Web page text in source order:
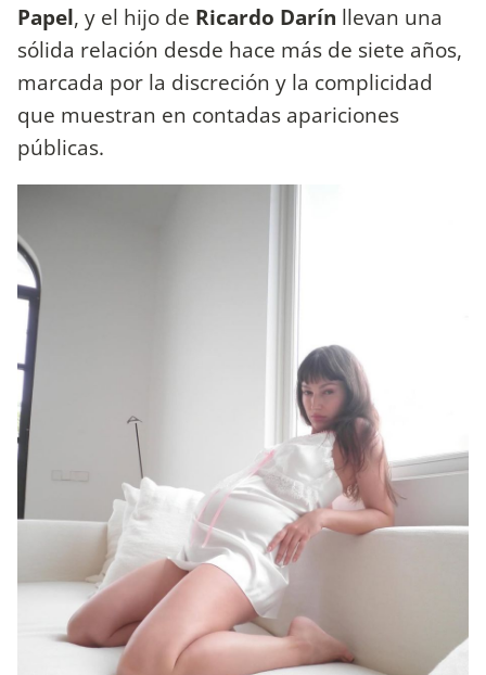
Papel, y el hijo de Ricardo Darín llevan una
sólida relación desde hace más de siete años,
marcada por la discreción y la complicidad
que muestran en contadas apariciones
públicas.